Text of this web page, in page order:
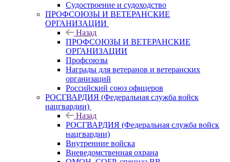
Судостроение и судоходство
ПРОФСОЮЗЫ И ВЕТЕРАНСКИЕ
ОРГАНИЗАЦИИ
Назад
ПРОФСОЮЗЫ И ВЕТЕРАНСКИЕ
ОРГАНИЗАЦИИ
Профсоюзы
Награды для ветеранов и ветеранских
организаций
Российский союз офицеров
РОСГВАРДИЯ (Федеральная служба войск
нацгвардии)
Назад
РОСГВАРДИЯ (Федеральная служба войск
нацгвардии)
Внутренние войска
Вневедомственная охрана